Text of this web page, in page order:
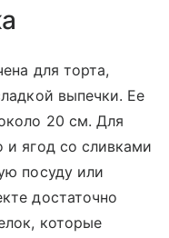
для торта,
выпечки. Ее
20 см. Для
ягод со сливками
посуду или
достаточно
которые